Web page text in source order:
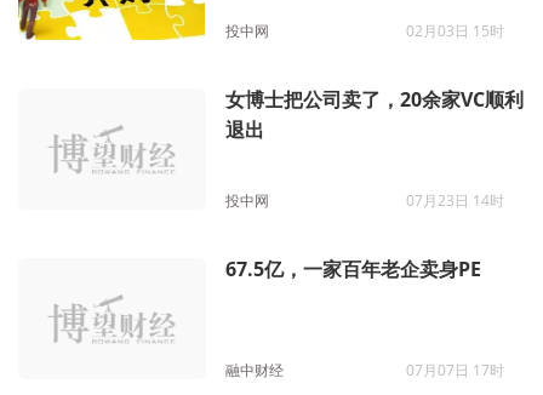
投中网 02月03日 15时
女博士把公司卖了，20余家VC顺利
退出
投中网 07月23日 14时
67.5亿，一家百年老企卖身PE
融中财经 07月07日 17时